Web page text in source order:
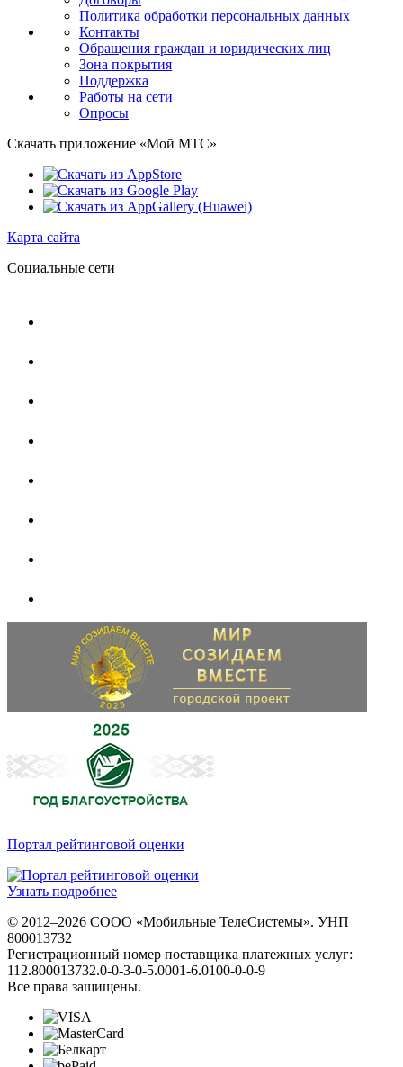
Политика обработки персональных данных
Контакты
Обращения граждан и юридических лиц
Зона покрытия
Поддержка
Работы на сети
Опросы
Скачать приложение «Мой МТС»
Карта сайта
Социальные сети
Портал рейтинговой оценки
Узнать подробнее
© 2012–2026 СООО «Мобильные ТелеСистемы». УНП
800013732
Регистрационный номер поставщика платежных услуг:
112.800013732.0-0-3-0-5.0001-6.0100-0-0-9
Все права защищены.